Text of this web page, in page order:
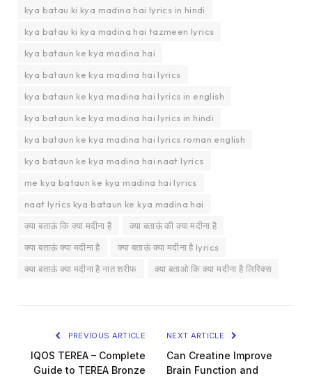
kya batau ki kya madina hai lyrics in hindi
kya batau ki kya madina hai tazmeen lyrics
kya bataun ke kya madina hai
kya bataun ke kya madina hai lyrics
kya bataun ke kya madina hai lyrics in english
kya bataun ke kya madina hai lyrics in hindi
kya bataun ke kya madina hai lyrics roman english
kya bataun ke kya madina hai naat lyrics
me kya bataun ke kya madina hai lyrics
naat lyrics kya bataun ke kya madina hai
क्या बताऊं कि क्या मदीना है
क्या बताऊं की क्या मदीना है
क्या बताऊं क्या मदीना है
क्या बताऊं क्या मदीना है lyrics
क्या बताऊं क्या मदीना है नात शरीफ
क्या बताओ कि क्या मदीना है लिरिक्स
PREVIOUS ARTICLE
IQOS TEREA – Complete
Guide to TEREA Bronze
NEXT ARTICLE
Can Creatine Improve
Brain Function and